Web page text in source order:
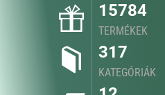
15784
TERMÉKEK
317
KATEGÓRIÁK